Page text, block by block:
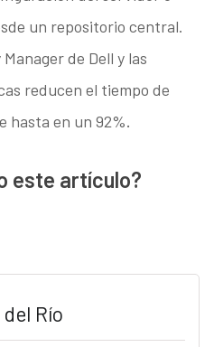
un repositorio central.
de Dell y las
reducen el tiempo de
hasta en un 92%.
este artículo?
Río